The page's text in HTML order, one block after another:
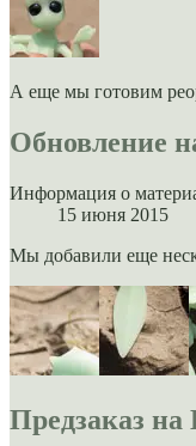
А еще мы готовим
Обновление
Информация о
15 июня 2015
Мы добавили еще
Предзаказ